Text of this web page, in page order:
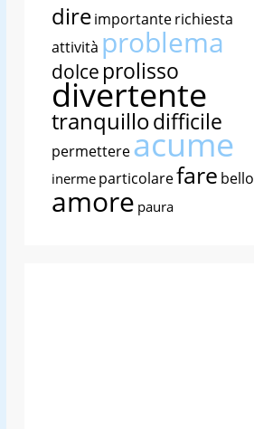
direimportanterichiesta
attività problema
dolce prolisso
divertente
tranquillodifficile
permettereacume
inerme particolarefare bello
amore paura